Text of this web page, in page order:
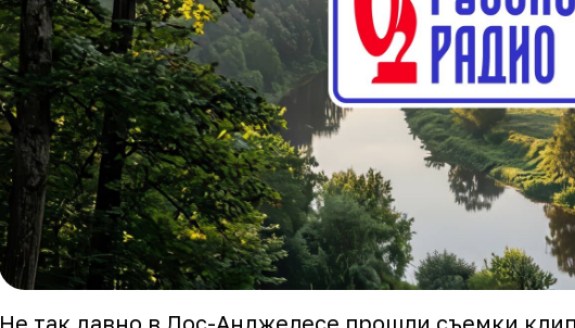
Не так давно в Лос-Анджелесе прошли съемки